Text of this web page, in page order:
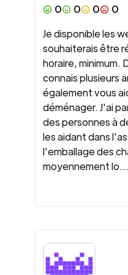
0 0 0
0
Je disponible les
souhaiterais être
horaire, minimum.
connais plusieurs
également vous
déménager. J'ai
des personnes à
les aidant dans
l'emballage des
moyennement lo...